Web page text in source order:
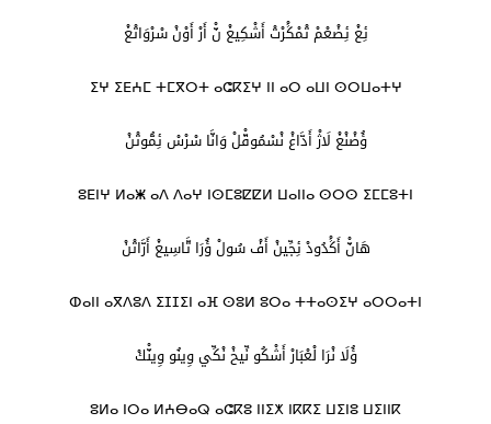
ئِغْ ئِضْعْمْ تْمْݣْرْتْ أَشْكِيغْ نّْ أَرْ أَوْنْ سْرْوَاتْغْ
ⵉⵖ ⵉⴹⵄⵎ ⵜⵎⴳⵔⵜ ⴰⵛⴽⵉⵖ ⵏⵏ ⴰⵔ ⴰⵡⵏ ⵙⵔⵡⴰⵜⵖ
ؤُضْنْغْ لَاژْ أَدَّاغْ نْسْمُوقّْلْ وَانَّا سْرْسْ ئِمُّوتْنْ
ⵓⴹⵏⵖ ⵍⴰⵥ ⴰⴷ ⴷⴰⵖ ⵏⵙⵎⵓⵇⵇⵍ ⵡⴰⵏⵏⴰ ⵙⵔⵙ ⵉⵎⵎⵓⵜⵏ
هَانّْ أَݣْدُودْ ئِجِّينْ أَفْ سُولْ ؤُرَا تَّاسِيغْ أَرَّاتْنْ
ⵀⴰⵏⵏ ⴰⴳⴷⵓⴷ ⵉⵊⵊⵉⵏ ⴰⴼ ⵙⵓⵍ ⵓⵔⴰ ⵜⵜⴰⵙⵉⵖ ⴰⵔⵔⴰⵜⵏ
ؤُلَا نْرَا لْعْبَارْ أَشْكُو نِّيخْ نْكِّي وِينُو وِينّْكْ
ⵓⵍⴰ ⵏⵔⴰ ⵍⵄⴱⴰⵕ ⴰⵛⴽⵓ ⵏⵏⵉⵅ ⵏⴽⴽⵉ ⵡⵉⵏⵓ ⵡⵉⵏⵏⴽ